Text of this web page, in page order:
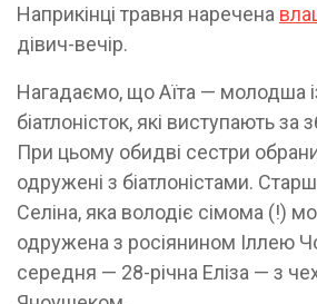
Наприкінці травня наречена
дівич-вечір.
Нагадаємо, що Аїта — молодша
біатлоністок, які виступають за
При цьому обидві сестри
одружені з біатлоністами.
Селіна, яка володіє сімома (!)
одружена з росіянином Іллею
середня — 28-річна Еліза — з